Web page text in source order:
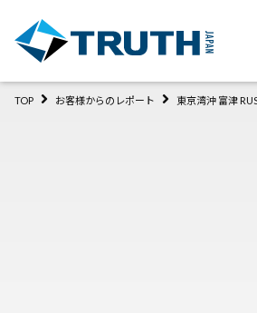
TOP お客様からのレポート 東京湾沖 富津